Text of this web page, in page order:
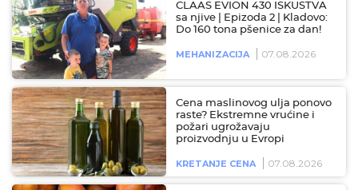
CLAAS EVION 430 ISKUSTVA
sa njive | Epizoda 2 | Kladovo:
Do 160 tona pšenice za dan!
MEHANIZACIJA 07.08.2026
Cena maslinovog ulja ponovo
raste? Ekstremne vrućine i
požari ugrožavaju
proizvodnju u Evropi
KRETANJE CENA 07.08.2026